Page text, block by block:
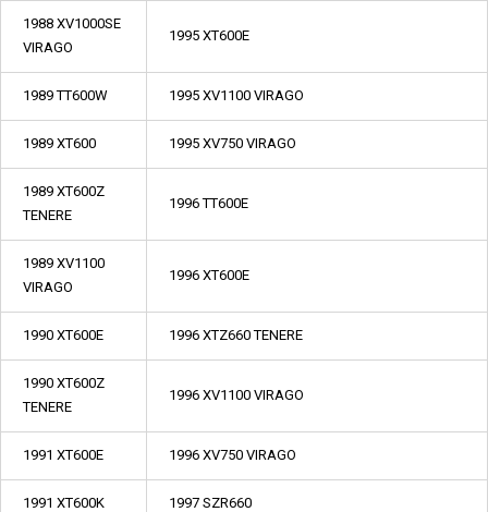
1988 XV1000SE
VIRAGO
1995 XT600E
1989 TT600W 1995 XV1100 VIRAGO
1989 XT600 1995 XV750 VIRAGO
1989 XT600Z
TENERE
1996 TT600E
1989 XV1100
VIRAGO
1996 XT600E
1990 XT600E 1996 XTZ660 TENERE
1990 XT600Z
TENERE
1996 XV1100 VIRAGO
1991 XT600E 1996 XV750 VIRAGO
1991 XT600K 1997 SZR660